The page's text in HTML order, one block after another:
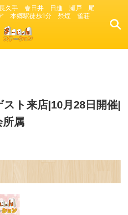
久手 春日井 日進 瀬戸 尾
郷駅徒歩1分 禁煙 雀荘
ト来店|10月28日開催|
所属